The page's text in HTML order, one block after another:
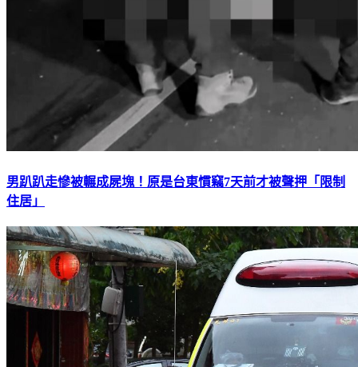
男趴趴走慘被輾成屍塊！原是台東慣竊7天前才被聲押「限制
住居」